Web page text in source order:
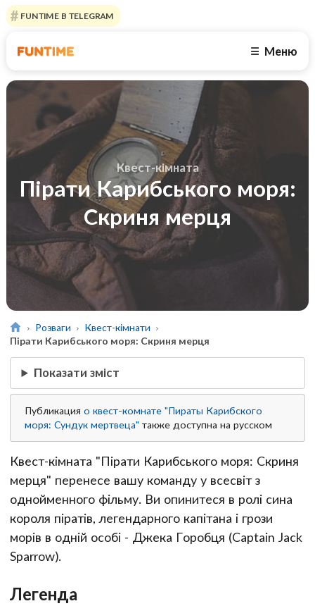
FUNTIME В TELEGRAM
☰ Меню
Квест-кімната
Пірати Карибського моря:
Скриня мерця
Розваги
Квест-кімнати
Пірати Карибського моря: Скриня мерця
Показати зміст
Публикацияо квест-комнате "Пираты Карибского
моря: Сундук мертвеца" также доступна на русском
Квест-кімната "Пірати Карибського моря: Скриня
мерця" перенесе вашу команду у всесвіт з
однойменного фільму. Ви опинитеся в ролі сина
короля піратів, легендарного капітана і грози
морів в одній особі - Джека Горобця (Captain Jack
Sparrow).
Легенда